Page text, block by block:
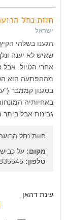
חוות נחל
ישראל
הגענו בשלהי
שאיש לא יענה
אחרי הטיול. אבל
מההפתעה הוא
בסגנון קממבר
באחיותיה
גבינות אבל ביתר
חוות נחל
מקום: על כביש 204 בסמוך למרחב עם, ישראל
טלפון:
עינת דהאן